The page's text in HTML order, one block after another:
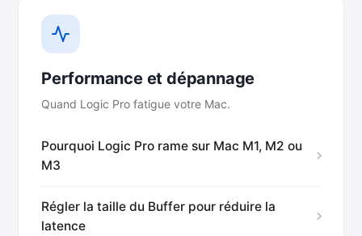
Performance et dépannage
Quand Logic Pro fatigue votre Mac.
Pourquoi Logic Pro rame sur Mac M1, M2 ou
M3
Régler la taille du Buffer pour réduire la
latence